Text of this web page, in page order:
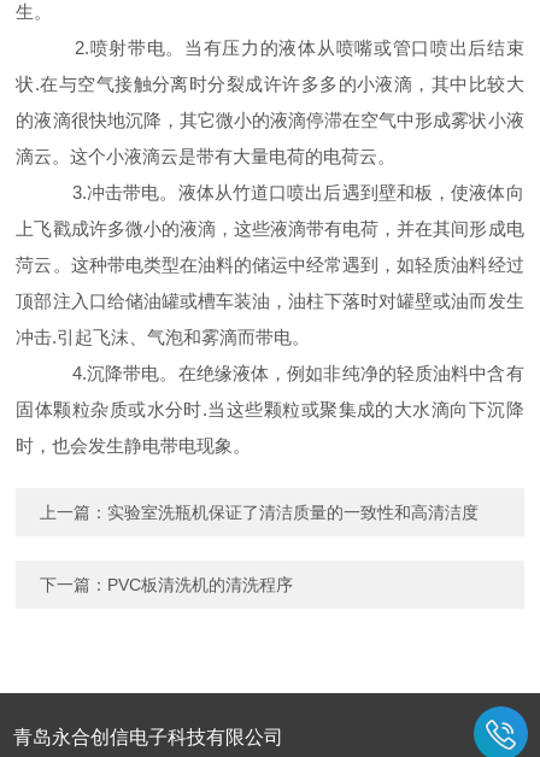
生。
2.喷射带电。当有压力的液体从喷嘴或管口喷出后结束
状.在与空气接触分离时分裂成许许多多的小液滴，其中比较大
的液滴很快地沉降，其它微小的液滴停滞在空气中形成雾状小液
滴云。这个小液滴云是带有大量电荷的电荷云。
3.冲击带电。液体从竹道口喷出后遇到壁和板，使液体向
上飞戳成许多微小的液滴，这些液滴带有电荷，并在其间形成电
菏云。这种带电类型在油料的储运中经常遇到，如轻质油料经过
顶部注入口给储油罐或槽车装油，油柱下落时对罐壁或油而发生
冲击.引起飞沫、气泡和雾滴而带电。
4.沉降带电。在绝缘液体，例如非纯净的轻质油料中含有
固体颗粒杂质或水分时.当这些颗粒或聚集成的大水滴向下沉降
时，也会发生静电带电现象。
上一篇： 实验室洗瓶机保证了清洁质量的一致性和高清洁度
下一篇： PVC板清洗机的清洗程序
青岛永合创信电子科技有限公司